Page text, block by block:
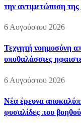
την αντιμετώπιση
6 Αυγούστου 2026
Τεχνητή νοημοσύνη
υποθαλάσσιες
6 Αυγούστου 2026
Νέα έρευνα
φυσαλίδες που